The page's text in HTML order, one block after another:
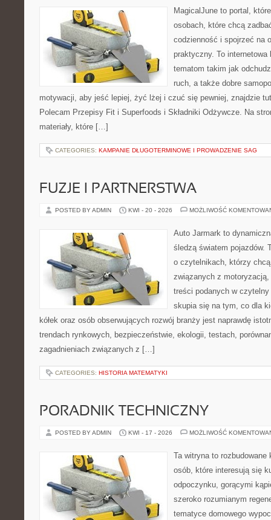
MagicalJune to portal,
osobach, które chcą
codzienność i spojrzeć na
praktyczny. To
tematom takim jak
ruch, a także dobre
motywacji, aby jeść lepiej, żyć lżej i czuć się pewniej, znajdzie
Polecam Przepisy Fit i Superfoods i Składniki Odżywcze. Na
materiały, które […]
CATEGORIES: KAMPANIE DŁUGOTERMINOWE I PROWADZENIE SAG
FUZJE I PARTNERSTWA
POSTED BY ADMIN KWI - 20 - 2026 MOŻLIWOŚĆ
Auto Jarmark to
śledzą światem pojazdów.
o czytelnikach, którzy
związanych z
treści podanych w
skupia się na tym, co dla
kółek oraz osób obserwujących rozwój branży jest naprawdę
trendach rynkowych, bezpieczeństwie, ekologii, testach,
zagadnieniach związanych z […]
CATEGORIES: HISTORIA MATEMATYKI
PORADNIK TECHNICZNY
POSTED BY ADMIN KWI - 17 - 2026 MOŻLIWOŚĆ
Ta witryna to
osób, które interesują się
odpoczynku, gorącymi
szeroko rozumianym
tematyce domowego